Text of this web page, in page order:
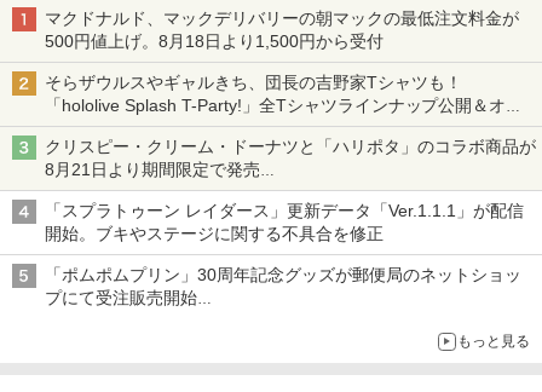
マクドナルド、マックデリバリーの朝マックの最低注文料金が
500円値上げ。8月18日より1,500円から受付
そらザウルスやギャルきち、団長の吉野家Tシャツも！
「hololive Splash T-Party!」全Tシャツラインナップ公開＆オン
ライン販売開始
クリスピー・クリーム・ドーナツと「ハリポタ」のコラボ商品が
8月21日より期間限定で発売
組分け帽子ドーナツなど見た目も楽しい商品が登場
「スプラトゥーン レイダース」更新データ「Ver.1.1.1」が配信
開始。ブキやステージに関する不具合を修正
「ポムポムプリン」30周年記念グッズが郵便局のネットショッ
プにて受注販売開始
もっと見る